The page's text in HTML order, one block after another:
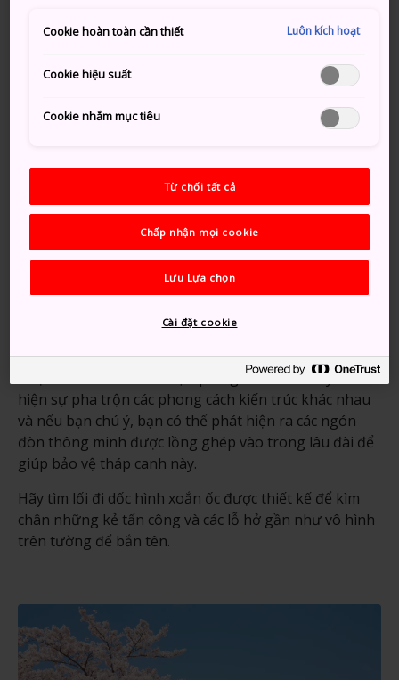
Tìm kiếm chiến binh bên trong
bạn tại Lâu đài Hikone
có thể nhỏ nhưng tháp canh chính
kể từ năm 1622. Đây là một trong 5 lâu đài duy nhất
được vinh danh là Bảo vật quốc gia. Lâu đài này thể
hiện sự pha trộn các phong cách kiến trúc khác nhau
và nếu bạn chú ý, bạn có thể phát hiện ra các ngón
đòn thông minh được lồng ghép vào trong lâu đài để
giúp bảo vệ tháp canh này.
Hãy tìm lối đi dốc hình xoắn ốc được thiết kế để kìm
chân những kẻ tấn công và các lỗ hở gần như vô hình
trên tường để bắn tên.
Cookie hoàn toàn cần thiết Luôn kích hoạt
Cookie hiệu suất
Cookie nhắm mục tiêu
Từ chối tất cả
Chấp nhận mọi cookie
Lưu Lựa chọn
Cài đặt cookie